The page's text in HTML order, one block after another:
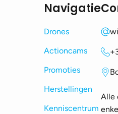
Navigatie
Drones
Actioncams
Promoties
Herstellingen
Kenniscentrum
Alle